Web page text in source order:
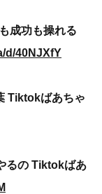
成功も操れる
d/40NJXfY
Tiktokばあちゃ
るの Tiktokばあ